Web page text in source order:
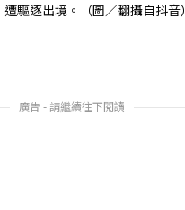
驅逐出境。（圖／翻攝自抖音）
廣告 - 請繼續往下閱讀